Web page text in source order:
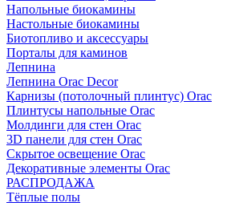
Напольные биокамины
Настольные биокамины
Биотопливо и аксессуары
Порталы для каминов
Лепнина
Лепнина Orac Decor
Карнизы (потолочный плинтус) Orac
Плинтусы напольные Orac
Молдинги для стен Orac
3D панели для стен Orac
Скрытое освещение Orac
Декоративные элементы Orac
РАСПРОДАЖА
Тёплые полы